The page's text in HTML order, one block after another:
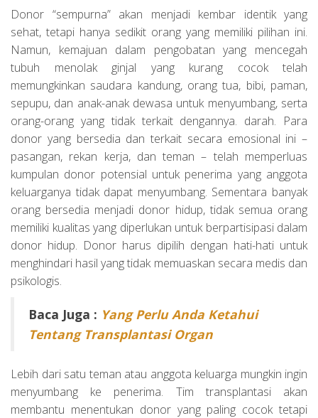
Donor “sempurna” akan menjadi kembar identik yang
sehat, tetapi hanya sedikit orang yang memiliki pilihan ini.
Namun, kemajuan dalam pengobatan yang mencegah
tubuh menolak ginjal yang kurang cocok telah
memungkinkan saudara kandung, orang tua, bibi, paman,
sepupu, dan anak-anak dewasa untuk menyumbang, serta
orang-orang yang tidak terkait dengannya. darah. Para
donor yang bersedia dan terkait secara emosional ini –
pasangan, rekan kerja, dan teman – telah memperluas
kumpulan donor potensial untuk penerima yang anggota
keluarganya tidak dapat menyumbang. Sementara banyak
orang bersedia menjadi donor hidup, tidak semua orang
memiliki kualitas yang diperlukan untuk berpartisipasi dalam
donor hidup. Donor harus dipilih dengan hati-hati untuk
menghindari hasil yang tidak memuaskan secara medis dan
psikologis.
Baca Juga : Yang Perlu Anda Ketahui
Tentang Transplantasi Organ
Lebih dari satu teman atau anggota keluarga mungkin ingin
menyumbang ke penerima. Tim transplantasi akan
membantu menentukan donor yang paling cocok tetapi